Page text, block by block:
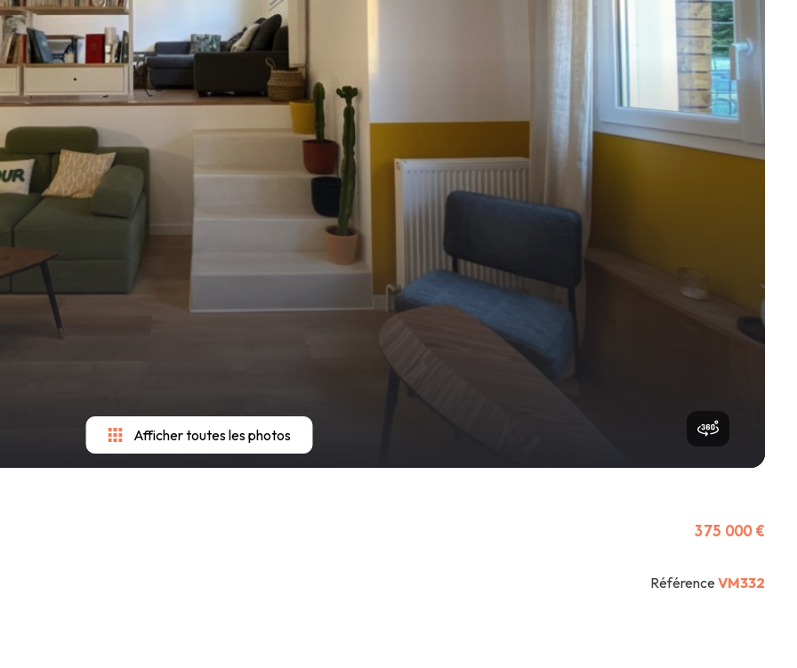
Afficher toutes les photos
375 000 €
Référence VM332